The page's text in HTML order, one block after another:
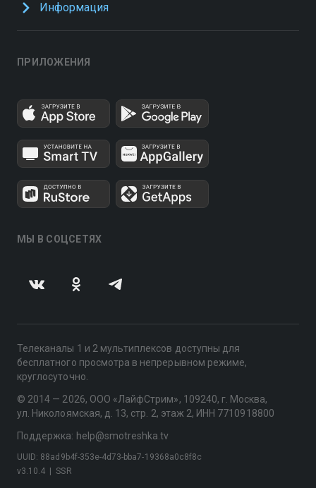
Информация
ПРИЛОЖЕНИЯ
МЫ В СОЦСЕТЯХ
Телеканалы 1 и 2 мультиплексов доступны для
бесплатного просмотра в непрерывном режиме,
круглосуточно.
© 2014 — 2026, ООО «ЛайфСтрим», 109240, г. Москва,
ул. Николоямская, д. 13, стр. 2, этаж 2, ИНН 7710918800
Поддержка: help@smotreshka.tv
v3.10.4 SSR
UUID: 88ad9b4f-353e-4d73-bba7-19368a0c8f8c